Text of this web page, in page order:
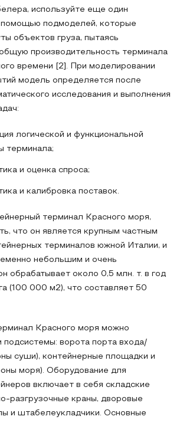
используйте еще один
подмоделей, которые
объектов груза, пытаясь
производительность терминала
времени [2]. При моделировании
модель определяется после
исследования и выполнения
логической и функциональной
терминала;
и оценка спроса;
и калибровка поставок.
терминал Красного моря,
что он является крупным частным
терминалов южной Италии, и
небольшим и очень
обрабатывает около 0,5 млн. т. в год
(100 000 м2), что составляет 50
Красного моря можно
подсистемы: ворота порта входа/
суши), контейнерные площадки и
моря). Оборудование для
включает в себя складские
разгрузочные краны, дворовые
и штабелеукладчики. Основные